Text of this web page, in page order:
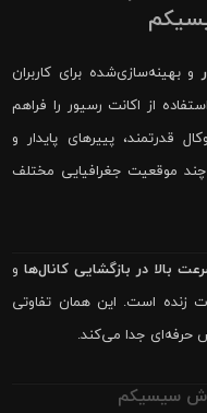
و بهینه‌سازی‌شده برای کاربران
از اکانت رسیور را فراهم
قدرتمند، پییرهای پایدار و
موقعیت جغرافیایی مختلف
بالا در بازگشایی کانال‌هاو
است. این همان تفاوتی
جدا می‌کند.
سیسیکم